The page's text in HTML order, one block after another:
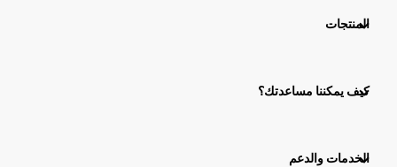
المنتجات
كيف يمكننا مساعدتك؟
الخدمات والدعم